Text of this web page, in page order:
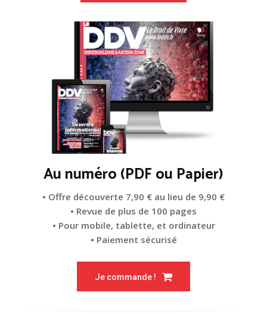
Au numéro (PDF ou Papier)
• Offre découverte 7,90 € au lieu de 9,90 €
• Revue de plus de 100 pages
• Pour mobile, tablette, et ordinateur
• Paiement sécurisé
Je commande !